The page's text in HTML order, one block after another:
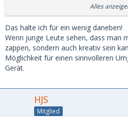
Aber es geht hier eben rein um
da wird den Leuten mit
ein falschen Bild vorgegaukelt.
gut zusammengefasst,
Gruß
Peter
Alles
Das halte ich für ein wenig daneben!
Wenn junge Leute sehen, dass man
zappen, sondern auch kreativ sein
Möglichkeit für einen sinnvolleren
Gerät.
HJS
Mitglied